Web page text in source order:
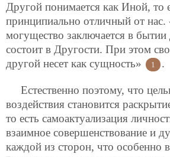
Другой понимается как Иной, то
принципиально отличный от нас.
могущество заключается в
состоит в Другости. При этом
другой несет как сущность»
1 .
Естественно поэтому, что
воздействия становится
то есть самоактуализация
взаимное совершенствование и
каждой из сторон, что особенно